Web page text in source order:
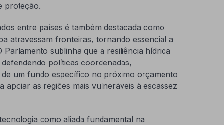
proteção.
entre países é também destacada como
atravessam fronteiras, tornando essencial a
sublinha que a resiliência hídrica
políticas coordenadas,
um fundo específico no próximo orçamento
as regiões mais vulneráveis à escassez
como aliada fundamental na